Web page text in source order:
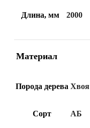
Длина, мм 2000
Материал
Порода дерева Хвоя
Сорт АБ